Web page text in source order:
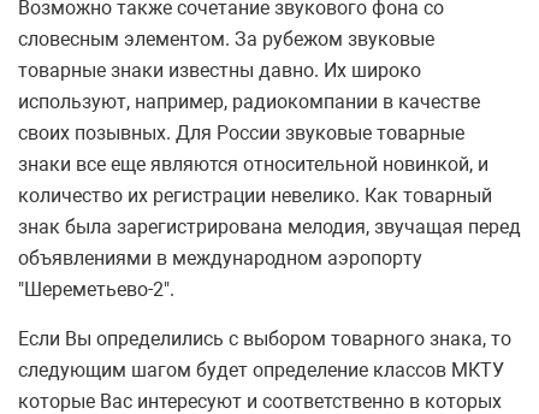
Возможно также сочетание звукового фона со
словесным элементом. За рубежом звуковые
товарные знаки известны давно. Их широко
используют, например, радиокомпании в качестве
своих позывных. Для России звуковые товарные
знаки все еще являются относительной новинкой, и
количество их регистрации невелико. Как товарный
знак была зарегистрирована мелодия, звучащая перед
объявлениями в международном аэропорту
"Шереметьево-2".
Если Вы определились с выбором товарного знака, то
следующим шагом будет определение классов МКТУ
которые Вас интересуют и соответственно в которых